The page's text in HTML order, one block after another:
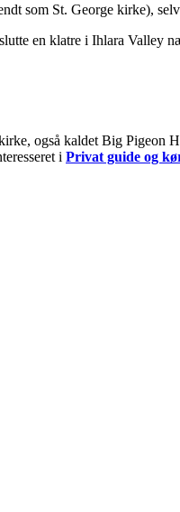
som St. George kirke),
en klatre i Ihlara Valley
også kaldet Big Pigeon
i Privat guide og